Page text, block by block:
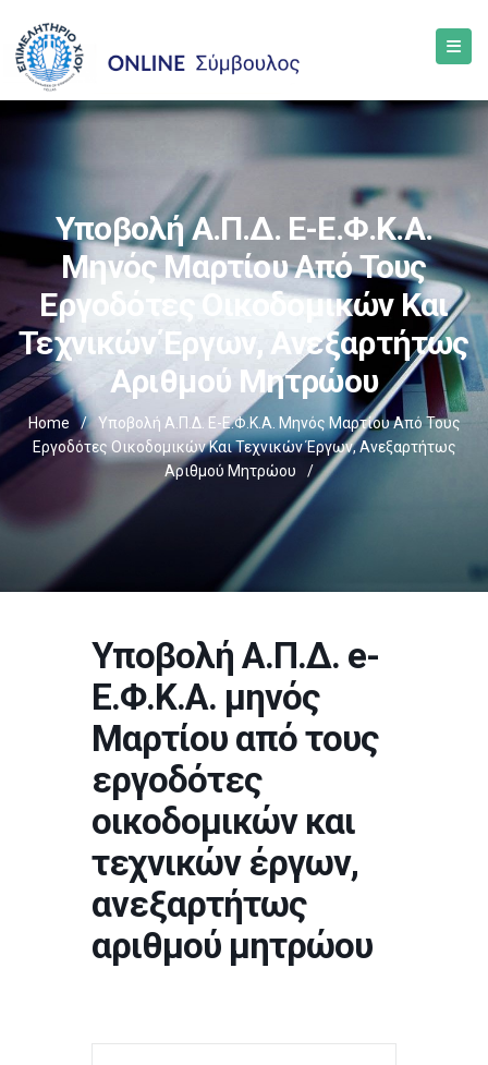
Υποβολή Α.Π.Δ. E-Ε.Φ.Κ.Α.
Μηνός Μαρτίου Από Τους
Εργοδότες Οικοδομικών Και
Τεχνικών Έργων, Ανεξαρτήτως
Αριθμού Μητρώου
Home /
Υποβολή Α.Π.Δ. E-Ε.Φ.Κ.Α. Μηνός Μαρτίου Από Τους
Εργοδότες Οικοδομικών Και Τεχνικών Έργων, Ανεξαρτήτως
Αριθμού Μητρώου
/
Υποβολή Α.Π.Δ. e-
Ε.Φ.Κ.Α. μηνός
Μαρτίου από τους
εργοδότες
οικοδομικών και
τεχνικών έργων,
ανεξαρτήτως
αριθμού μητρώου